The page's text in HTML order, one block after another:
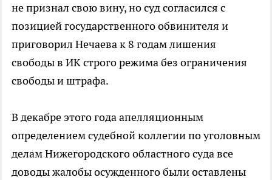
не признал свою вину, но суд согласился с
позицией государственного обвинителя и
приговорил Нечаева к 8 годам лишения
свободы в ИК строго режима без ограничения
свободы и штрафа.
В декабре этого года апелляционным
определениемсудебной коллегии по уголовным
делам Нижегородскогообластного суда все
доводы жалобы осужденного были оставлены